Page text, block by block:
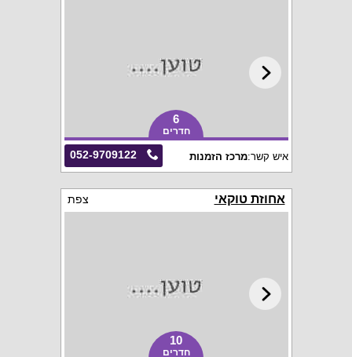
6
חדרים
052-9709122 איש קשר:מרכז הזמנות
אחוזת טוקאי צפת
10
חדרים